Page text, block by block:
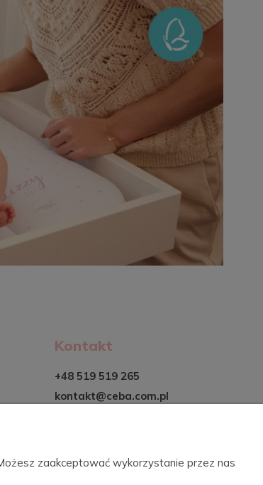
Kontakt
+48 519 519 265
kontakt@ceba.com.pl
zaakceptować wykorzystanie przez nas